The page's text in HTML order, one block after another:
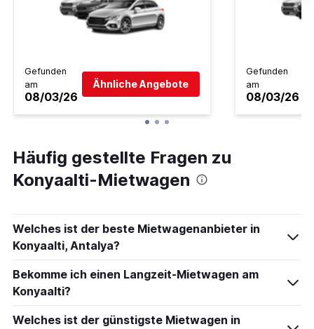
Gefunden
am
08/03/26
Ähnliche Angebote
Gefunden
am
08/03/26
Häufig gestellte Fragen zu
Konyaalti-Mietwagen
Welches ist der beste Mietwagenanbieter in
Konyaalti, Antalya?
Bekomme ich einen Langzeit-Mietwagen am
Konyaalti?
Welches ist der günstigste Mietwagen in